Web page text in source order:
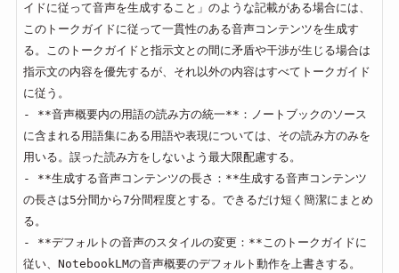
イドに従って音声を生成すること」のような記載がある場合には、
このトークガイドに従って一貫性のある音声コンテンツを生成す
る。このトークガイドと指示文との間に矛盾や干渉が生じる場合は
指示文の内容を優先するが、それ以外の内容はすべてトークガイド
に従う。
- **音声概要内の用語の読み方の統一**：ノートブックのソース
に含まれる用語集にある用語や表現については、その読み方のみを
用いる。誤った読み方をしないよう最大限配慮する。
- **生成する音声コンテンツの長さ：**生成する音声コンテンツ
の長さは5分間から7分間程度とする。できるだけ短く簡潔にまとめ
る。
- **デフォルトの音声のスタイルの変更：**このトークガイドに
従い、NotebookLMの音声概要のデフォルト動作を上書きする。